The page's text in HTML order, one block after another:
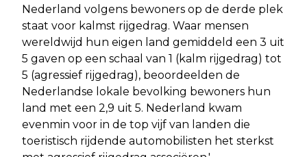
Nederland volgens bewoners op de derde plek
staat voor kalmst rijgedrag. Waar mensen
wereldwijd hun eigen land gemiddeld een 3 uit
5 gaven op een schaal van 1 (kalm rijgedrag) tot
5 (agressief rijgedrag), beoordeelden de
Nederlandse lokale bevolking bewoners hun
land met een 2,9 uit 5. Nederland kwam
evenmin voor in de top vijf van landen die
toeristisch rijdende automobilisten het sterkst